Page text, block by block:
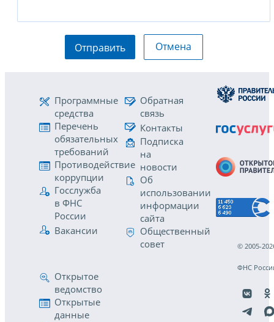
Отправить Отмена
Программные
средства
Перечень
обязательных
требований
Противодействие
коррупции
Госслужба
в ФНС
России
Вакансии
Обратная
связь
Контакты
Подписка
на
новости
Об
использовании
информации
сайта
Общественный
совет
Открытое
ведомство
Открытые
данные
© 2005-
ФНС